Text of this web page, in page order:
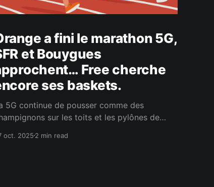
a fini le marathon 5G,
et Bouygues
Free cherche
ses baskets.
5G continue de pousser comme des
sur les toits et les pylônes de
pour cocher la prochaine case de
oct. 20252 min read